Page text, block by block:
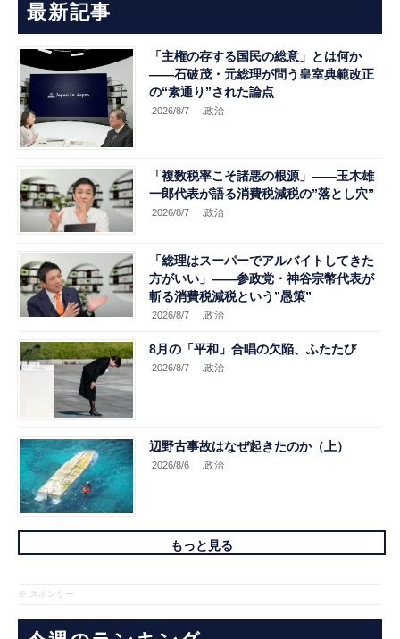
最新記事
「主権の存する国民の総意」とは何か
――石破茂・元総理が問う皇室典範改正
の“素通り”された論点
2026/8/7 .政治
「複数税率こそ諸悪の根源」――玉木雄
一郎代表が語る消費税減税の”落とし穴”
2026/8/7 .政治
「総理はスーパーでアルバイトしてきた
方がいい」――参政党・神谷宗幣代表が
斬る消費税減税という”愚策”
2026/8/7 .政治
8月の「平和」合唱の欠陥、ふたたび
2026/8/7 .政治
辺野古事故はなぜ起きたのか（上）
2026/8/6 .政治
もっと見る
※ スポンサー